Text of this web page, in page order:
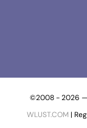
©2008 -2026 —
WLUST.COM |